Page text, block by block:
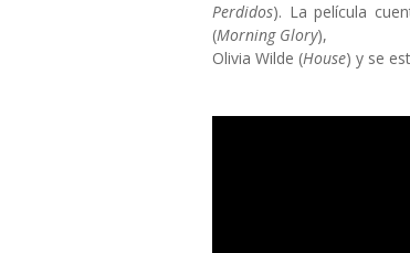
Perdidos). La película
(Morning Glory),
Olivia Wilde (House) y se